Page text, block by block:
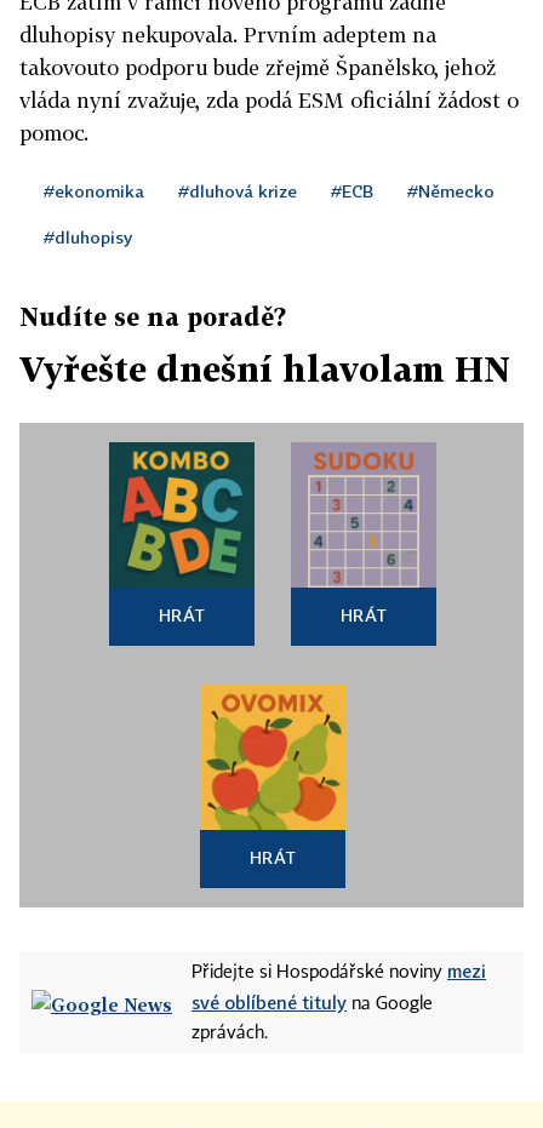
dluhopisy nekupovala. Prvním adeptem na
takovouto podporu bude zřejmě Španělsko, jehož
vláda nyní zvažuje, zda podá ESM oficiální žádost o
pomoc.
#ekonomika #dluhová krize #ECB #Německo
#dluhopisy
Nudíte se na poradě?
Vyřešte dnešní hlavolam HN
HRÁT HRÁT
HRÁT
Přidejte si Hospodářské noviny mezi
své oblíbené tituly na Google
zprávách.